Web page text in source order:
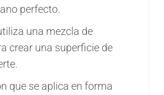
perfecto.
una mezcla de
crear una superficie de
que se aplica en forma